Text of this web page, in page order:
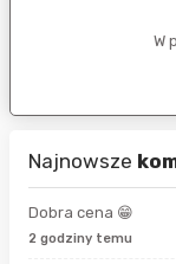
W
Najnowsze
Dobra cena 😁
2 godziny temu